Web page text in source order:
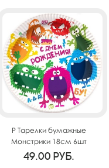
P Тарелки бумажные
Монстрики 18см 6шт
49.00 руб.